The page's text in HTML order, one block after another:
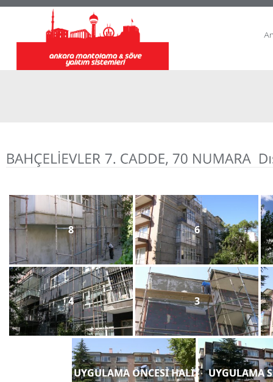
8 6
4 3
UYGULAMA ÖNCESİ HALİ UYGULAMA